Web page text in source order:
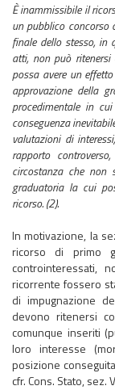
È inammissibile il
un pubblico
finale dello stesso, in
atti, non può ritenersi
possa avere un
approvazione della
procedimentale in
conseguenza
valutazioni di
rapporto
circostanza che non
graduatoria la cui
ricorso. (2).
In motivazione, la
ricorso di primo
controinteressati,
ricorrente fossero
di impugnazione
devono ritenersi
comunque inseriti
loro interesse
posizione
cfr. Cons. Stato, sez.